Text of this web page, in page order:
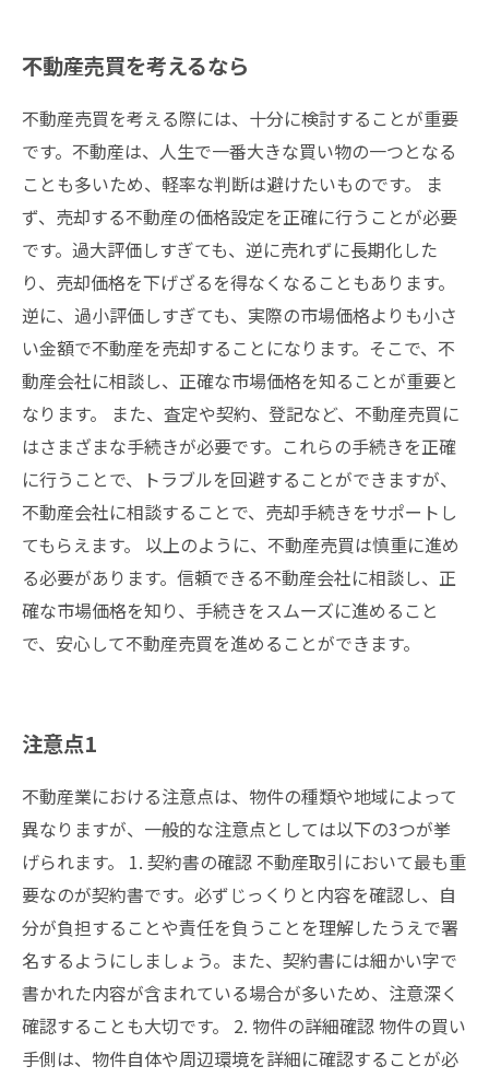
不動産売買を考えるなら
不動産売買を考える際には、十分に検討することが重要
です。不動産は、人生で一番大きな買い物の一つとなる
ことも多いため、軽率な判断は避けたいものです。 ま
ず、売却する不動産の価格設定を正確に行うことが必要
です。過大評価しすぎても、逆に売れずに長期化した
り、売却価格を下げざるを得なくなることもあります。
逆に、過小評価しすぎても、実際の市場価格よりも小さ
い金額で不動産を売却することになります。そこで、不
動産会社に相談し、正確な市場価格を知ることが重要と
なります。 また、査定や契約、登記など、不動産売買に
はさまざまな手続きが必要です。これらの手続きを正確
に行うことで、トラブルを回避することができますが、
不動産会社に相談することで、売却手続きをサポートし
てもらえます。 以上のように、不動産売買は慎重に進め
る必要があります。信頼できる不動産会社に相談し、正
確な市場価格を知り、手続きをスムーズに進めること
で、安心して不動産売買を進めることができます。
注意点1
不動産業における注意点は、物件の種類や地域によって
異なりますが、一般的な注意点としては以下の3つが挙
げられます。 1. 契約書の確認 不動産取引において最も重
要なのが契約書です。必ずじっくりと内容を確認し、自
分が負担することや責任を負うことを理解したうえで署
名するようにしましょう。また、契約書には細かい字で
書かれた内容が含まれている場合が多いため、注意深く
確認することも大切です。 2. 物件の詳細確認 物件の買い
手側は、物件自体や周辺環境を詳細に確認することが必